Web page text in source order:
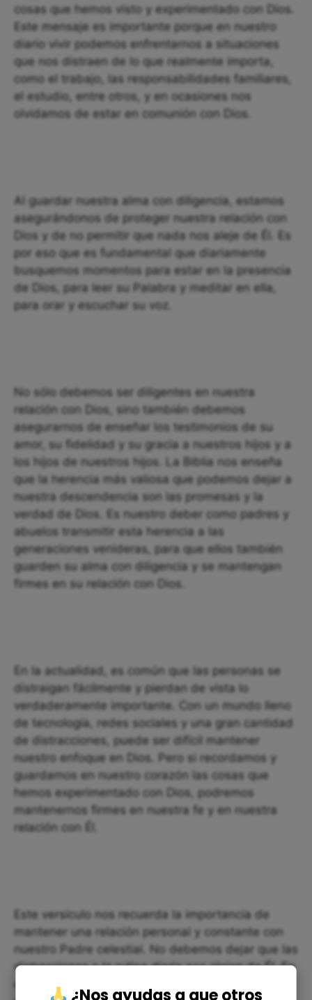
cosas que hemos visto y experimentado con Dios.
Este mensaje es importante porque en nuestro
diario vivir podemos enfrentarnos a situaciones
que nos distraen de lo que realmente importa,
como el trabajo, las responsabilidades familiares,
el estudio, entre otros, y en ocasiones nos
olvidamos de estar en comunión con Dios.
Al guardar nuestra alma con diligencia, estamos
asegurándonos de proteger nuestra relación con
Dios y de no permitir que nada nos aleje de Él. Es
por eso que es fundamental que diariamente
busquemos momentos para estar en la presencia
de Dios, para leer su Palabra y meditar en ella,
para orar y escuchar su voz.
No sólo debemos ser diligentes en nuestra
relación con Dios, sino también debemos
asegurarnos de enseñar los testimonios de su
amor, su fidelidad y su gracia a nuestros hijos y a
los hijos de nuestros hijos. La Biblia nos enseña
que la herencia más valiosa que podemos dejar a
nuestra descendencia son las promesas y la
verdad de Dios. Es nuestro deber como padres y
abuelos transmitir esta herencia a las
generaciones venideras, para que ellos también
guarden su alma con diligencia y se mantengan
firmes en su relación con Dios.
En la actualidad, es común que las personas se
distraigan fácilmente y pierdan de vista lo
verdaderamente importante. Con un mundo lleno
de tecnología, redes sociales y una gran cantidad
de distracciones, puede ser difícil mantener
nuestro enfoque en Dios. Pero si recordamos y
guardamos en nuestro corazón las cosas que
hemos experimentado con Dios, podremos
mantenernos firmes en nuestra fe y en nuestra
relación con Él.
Este versículo nos recuerda la importancia de
mantener una relación personal y constante con
nuestro Padre celestial. No debemos dejar que las
distracciones o la rutina diaria nos alejen de Él. En
cambio, debemos ser diligentes en nuestra
¿Nos ayudas a que otros